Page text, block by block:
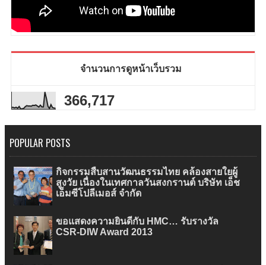
จำนวนการดูหน้าเว็บรวม
366,717
POPULAR POSTS
กิจกรรมสืบสานวัฒนธรรมไทย คล้องสายใยผู้
สูงวัย เนื่องในเทศกาลวันสงกรานต์ บริษัท เอ็ช
เอ็มซีโปลีเมอส์ จำกัด
ขอแสดงความยินดีกับ HMC… รับรางวัล
CSR-DIW Award 2013